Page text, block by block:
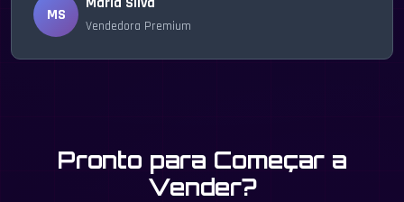
MS
Vendedora Premium
Pronto para Começar a
Vender?